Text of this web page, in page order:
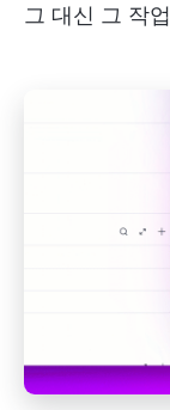
그 대신 그 작